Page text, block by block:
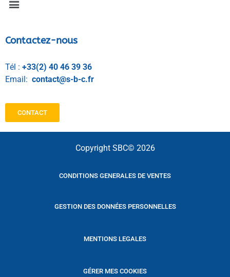
Contactez-nous
Tél : +33(2) 40 46 39 36
Email: contact@s-b-c.fr
CONTACT
Copyright SBC© 2026
CONDITIONS GENERALES DE VENTES
GESTION DES DONNÉES PERSONNELLES
MENTIONS LEGALES
GÉRER MES COOKIES